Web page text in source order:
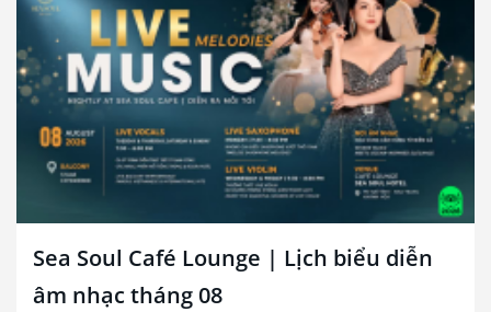
Sea Soul Café Lounge | Lịch biểu diễn
âm nhạc tháng 08